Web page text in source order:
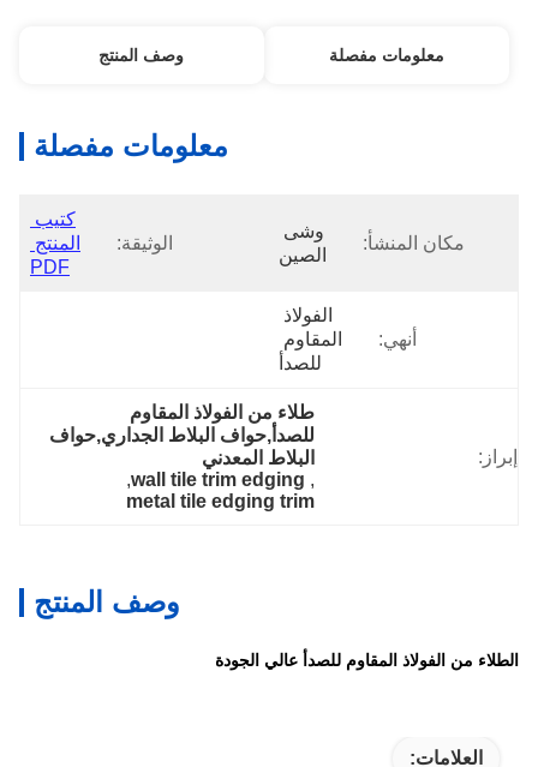
معلومات مفصلة وصف المنتج
معلومات مفصلة
مكان المنشأ:
الصين
الوثيقة:
كتيب
المنتج
PDF
أنهي:
الفولاذ
المقاوم
للصدأ
إبراز:
طلاء من الفولاذ المقاوم
للصدأ,حواف البلاط الجداري,حواف
البلاط المعدني
,
wall tile trim edging
,
metal tile edging trim
وصف المنتج
الطلاء من الفولاذ المقاوم للصدأ عالي الجودة
العلامات: